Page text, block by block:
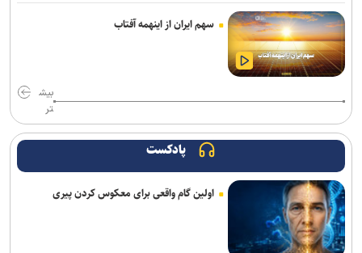
المیادین: احتمال تدوین تفاهمنامه‌ای جداگانه درباره تنگه هرمز
تحلیلگر اسرائیلی: کاهش ذخایر موشکی آمریکا توان نظامی تل‌آویو را
تحت تأثیر قرار داده است
فایننشال تایمز: ترامپ میان تشدید جنگ با ایران و پذیرش توافق گرفتار
شده است
لزوم روزآمدسازی رویکرد‌های پدافند غیرعامل با بهره‌گیری از
درس‌آموخته‌های جنگ
آکسیوس مدعی توافق موقت ایران، آمریکا و عمان درباره تنگه هرمز شد
سهم ایران از اینهمه آفتاب
بیش
تر
پادکست
اولین گام واقعی برای معکوس کردن پیری